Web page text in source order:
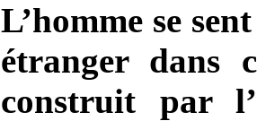
L’homme se
étranger dans
construit par